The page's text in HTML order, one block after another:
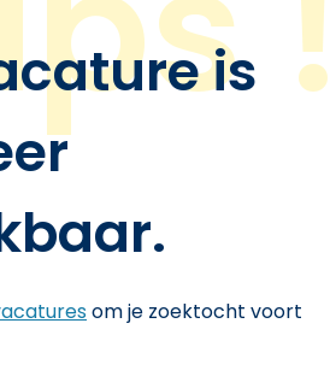
is
om je zoektocht voort